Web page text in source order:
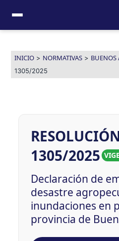
contenido
INICIO> NORMATIVAS> BUENOS
1305/2025
1305/2025
Declaración de
desastre
inundaciones en
provincia de